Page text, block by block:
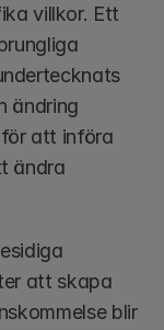
ändring
att införa
ändra
att skapa
blir